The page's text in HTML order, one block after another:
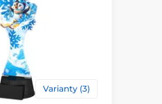
Varianty (3)